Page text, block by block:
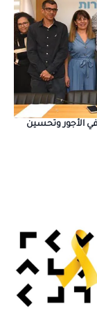
الأجور وتحسين